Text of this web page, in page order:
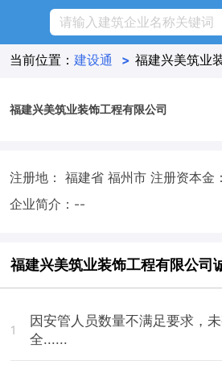
当前位置： 建设通 > 福建兴美筑业
福建兴美筑业装饰工程有限公司
注册地： 福建省 福州市 注册资本金
企业简介：--
福建兴美筑业装饰工程有限公司
1
因安管人员数量不满足要求，
全......